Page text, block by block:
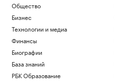
Общество
Бизнес
Технологии и медиа
Финансы
Биографии
База знаний
РБК Образование